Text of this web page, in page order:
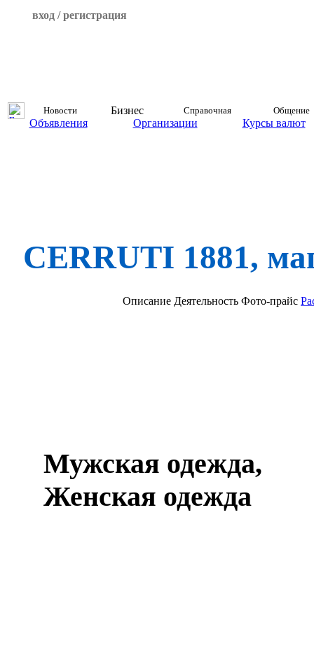
вход / регистрация
Новости Бизнес Справочная Общение
Объявления Организации Курсы валют
CERRUTI 1881,
Описание Деятельность Фото-прайс
Мужская одежда,
Женская одежда